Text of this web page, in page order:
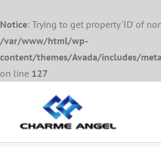
Notice: Trying to get property 'ID' of
/var/www/html/wp-
content/themes/Avada/includes/
on line 127
content